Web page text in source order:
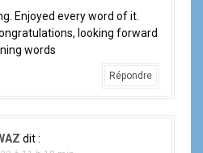
Enjoyed every word of it.
looking forward
words
Répondre
dit :